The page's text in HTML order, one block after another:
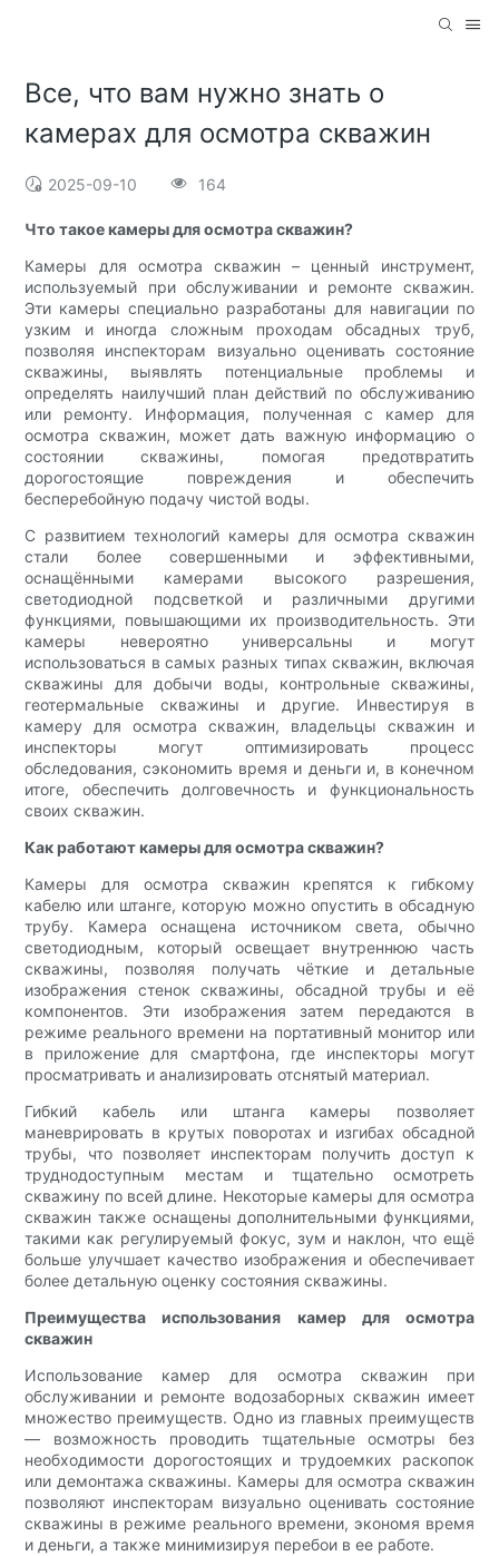
Все, что вам нужно знать о
камерах для осмотра скважин
2025-09-10 164
Что такое камеры для осмотра скважин?
Камеры для осмотра скважин – ценный инструмент,
используемый при обслуживании и ремонте скважин.
Эти камеры специально разработаны для навигации по
узким и иногда сложным проходам обсадных труб,
позволяя инспекторам визуально оценивать состояние
скважины, выявлять потенциальные проблемы и
определять наилучший план действий по обслуживанию
или ремонту. Информация, полученная с камер для
осмотра скважин, может дать важную информацию о
состоянии скважины, помогая предотвратить
дорогостоящие повреждения и обеспечить
бесперебойную подачу чистой воды.
С развитием технологий камеры для осмотра скважин
стали более совершенными и эффективными,
оснащёнными камерами высокого разрешения,
светодиодной подсветкой и различными другими
функциями, повышающими их производительность. Эти
камеры невероятно универсальны и могут
использоваться в самых разных типах скважин, включая
скважины для добычи воды, контрольные скважины,
геотермальные скважины и другие. Инвестируя в
камеру для осмотра скважин, владельцы скважин и
инспекторы могут оптимизировать процесс
обследования, сэкономить время и деньги и, в конечном
итоге, обеспечить долговечность и функциональность
своих скважин.
Как работают камеры для осмотра скважин?
Камеры для осмотра скважин крепятся к гибкому
кабелю или штанге, которую можно опустить в обсадную
трубу. Камера оснащена источником света, обычно
светодиодным, который освещает внутреннюю часть
скважины, позволяя получать чёткие и детальные
изображения стенок скважины, обсадной трубы и её
компонентов. Эти изображения затем передаются в
режиме реального времени на портативный монитор или
в приложение для смартфона, где инспекторы могут
просматривать и анализировать отснятый материал.
Гибкий кабель или штанга камеры позволяет
маневрировать в крутых поворотах и ​​изгибах обсадной
трубы, что позволяет инспекторам получить доступ к
труднодоступным местам и тщательно осмотреть
скважину по всей длине. Некоторые камеры для осмотра
скважин также оснащены дополнительными функциями,
такими как регулируемый фокус, зум и наклон, что ещё
больше улучшает качество изображения и обеспечивает
более детальную оценку состояния скважины.
Преимущества использования камер для осмотра
скважин
Использование камер для осмотра скважин при
обслуживании и ремонте водозаборных скважин имеет
множество преимуществ. Одно из главных преимуществ
— возможность проводить тщательные осмотры без
необходимости дорогостоящих и трудоемких раскопок
или демонтажа скважины. Камеры для осмотра скважин
позволяют инспекторам визуально оценивать состояние
скважины в режиме реального времени, экономя время
и деньги, а также минимизируя перебои в ее работе.